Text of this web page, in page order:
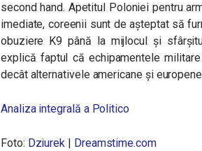
second hand. Apetitul Poloniei pentru
imediate, coreenii sunt de așteptat să
obuziere K9 până la mijlocul și
explică faptul că echipamentele
decât alternativele americane și
Analiza integrală a Politico
Foto: Dziurek | Dreamstime.com